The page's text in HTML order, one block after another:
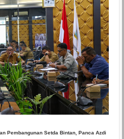
Pembangunan Setda Bintan, Panca Azdi